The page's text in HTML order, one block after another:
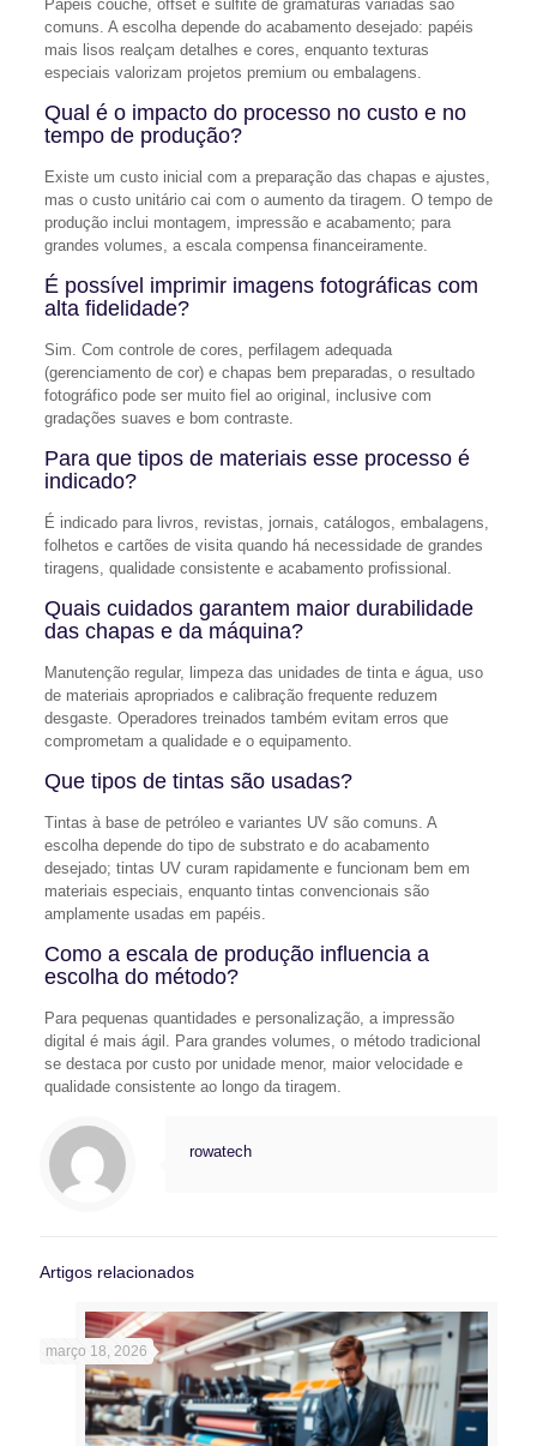
Papéis couché, offset e sulfite de gramaturas variadas são
comuns. A escolha depende do acabamento desejado: papéis
mais lisos realçam detalhes e cores, enquanto texturas
especiais valorizam projetos premium ou embalagens.
Qual é o impacto do processo no custo e no
tempo de produção?
Existe um custo inicial com a preparação das chapas e ajustes,
mas o custo unitário cai com o aumento da tiragem. O tempo de
produção inclui montagem, impressão e acabamento; para
grandes volumes, a escala compensa financeiramente.
É possível imprimir imagens fotográficas com
alta fidelidade?
Sim. Com controle de cores, perfilagem adequada
(gerenciamento de cor) e chapas bem preparadas, o resultado
fotográfico pode ser muito fiel ao original, inclusive com
gradações suaves e bom contraste.
Para que tipos de materiais esse processo é
indicado?
É indicado para livros, revistas, jornais, catálogos, embalagens,
folhetos e cartões de visita quando há necessidade de grandes
tiragens, qualidade consistente e acabamento profissional.
Quais cuidados garantem maior durabilidade
das chapas e da máquina?
Manutenção regular, limpeza das unidades de tinta e água, uso
de materiais apropriados e calibração frequente reduzem
desgaste. Operadores treinados também evitam erros que
comprometam a qualidade e o equipamento.
Que tipos de tintas são usadas?
Tintas à base de petróleo e variantes UV são comuns. A
escolha depende do tipo de substrato e do acabamento
desejado; tintas UV curam rapidamente e funcionam bem em
materiais especiais, enquanto tintas convencionais são
amplamente usadas em papéis.
Como a escala de produção influencia a
escolha do método?
Para pequenas quantidades e personalização, a impressão
digital é mais ágil. Para grandes volumes, o método tradicional
se destaca por custo por unidade menor, maior velocidade e
qualidade consistente ao longo da tiragem.
rowatech
Artigos relacionados
março 18, 2026